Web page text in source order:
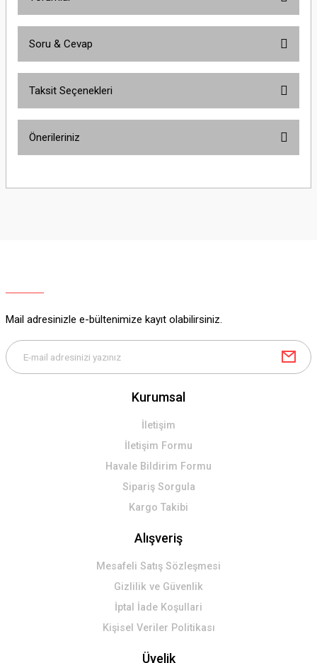
Soru & Cevap
Taksit Seçenekleri
Önerileriniz
yetersiz gördüğünüz noktaları öneri formunu kullanarak tarafımıza
Bu ürüne benzer farklı alternatifler olmalı.
Gönder
Mail adresinizle e-bültenimize kayıt olabilirsiniz.
Kurumsal
İletişim
İletişim Formu
Havale Bildirim Formu
Sipariş Sorgula
Kargo Takibi
Alışveriş
Mesafeli Satış Sözleşmesi
Gizlilik ve Güvenlik
İptal İade Koşullari
Kişisel Veriler Politikası
Üyelik